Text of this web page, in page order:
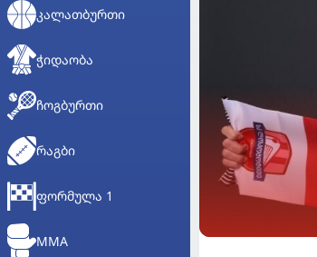
ᲙᲐᲚᲐᲗᲑᲣᲠᲗᲘ
ᲭᲘᲓᲐᲝᲑᲐ
ᲩᲝᲒᲑᲣᲠᲗᲘ
ᲠᲐᲒᲑᲘ
ᲤᲝᲠᲛᲣᲚᲐ 1
MMA